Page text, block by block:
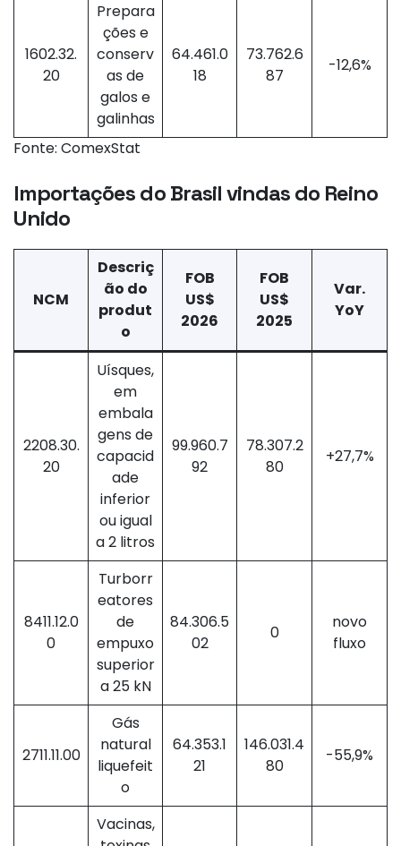
1602.32.
20
Prepara
ções e
conserv
as de
galos e
galinhas
64.461.0
18
73.762.6
87
-12,6%
Fonte: ComexStat
Importações do Brasil vindas do Reino
Unido
NCM
Descriç
ão do
produt
o
FOB
US$
2026
FOB
US$
2025
Var.
YoY
2208.30.
20
Uísques,
em
embala
gens de
capacid
ade
inferior
ou igual
a 2 litros
99.960.7
92
78.307.2
80
+27,7%
8411.12.0
0
Turborr
eatores
de
empuxo
superior
a 25 kN
84.306.5
02
0
novo
fluxo
2711.11.00
Gás
natural
liquefeit
o
64.353.1
21
146.031.4
80
-55,9%
Vacinas,